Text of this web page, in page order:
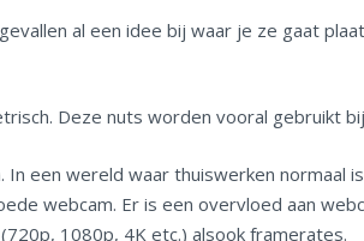
al een idee bij waar je ze gaat
Deze nuts worden vooral gebruikt
een wereld waar thuiswerken normaal
webcam. Er is een overvloed aan
1080p, 4K etc.) alsook framerates.